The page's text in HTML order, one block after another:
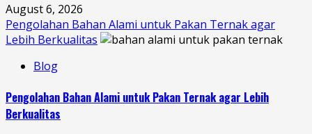
August 6, 2026
Pengolahan Bahan Alami untuk Pakan Ternak agar
Lebih Berkualitas
Blog
Pengolahan Bahan Alami untuk Pakan Ternak agar Lebih
Berkualitas